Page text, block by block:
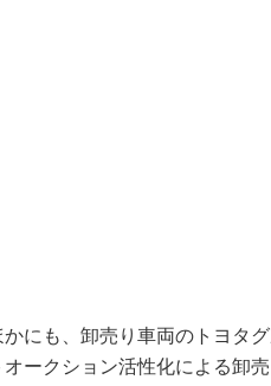
にも、卸売り車両のトヨタ
ークション活性化による卸